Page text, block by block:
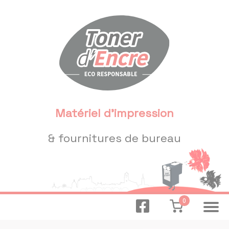
Matériel d'impression
& fournitures de bureau
0